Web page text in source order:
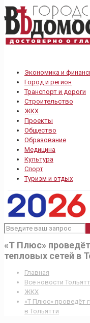
Экономика и
Город и регион
Транспорт и дороги
Строительство
ЖКХ
Проекты
Общество
Образование
Медицина
Культура
Спорт
Туризм и отдых
«Т Плюс»
тепловых сетей в
Главная
Все новости
ЖКХ
«Т Плюс» проведёт
в Тольятти